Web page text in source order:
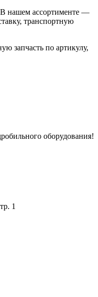
В нашем ассортименте —
транспортную
запчасть по артикулу,
оборудования!
1